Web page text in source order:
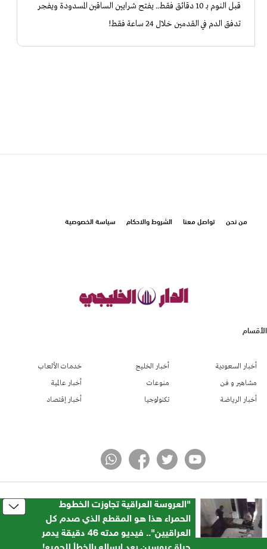
قبل النوم بـ 10 دقائق فقط.. يفتح شرايين الساقين المسدودة ويفجر
تدفق الدم في القدمين خلال 24 ساعة فقط!
​"العروسة العراقية تجاوزت الخطوط
الحمراء هذا هو المقطع الذي صدم كل
العراقيين".. فيديو مدته 46 دقيقة يدمر
من نحن تواصل معنا الشروط والاحكام سياسة الخصوصية
الأقسام
أخبار السعودية
مشاهير و فن
أخبار الرياضة
أخبار الخليج
منوعات
تكنولوجيا
خدمات الألعاب
أخبار عالمية
أخبار إقتصاد
جميع الحقوق محفوظة لموقع الدار الخليجي© 2024
تطوير شركة واي أر سايت